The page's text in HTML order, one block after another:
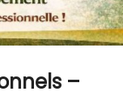
–